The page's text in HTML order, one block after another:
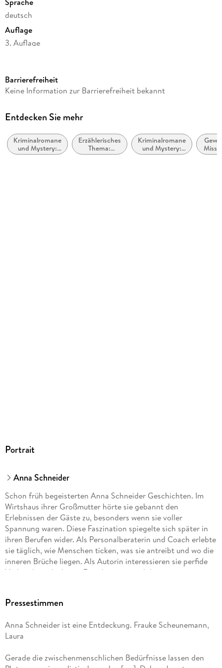
Sprache
deutsch
Auflage
3. Auflage
Reihe
Autor/Autorin
Verlag/Hersteller
FISCHER Taschenbuch
Barrierefreiheit
Keine Information zur Barrierefreiheit bekannt
Entdecken Sie mehr
Kriminalromane
und Mystery:
Polizeiarbeit &
Erzählerisches
Thema:
Identität /
Kriminalromane
und Mystery:
weibliche
in
Portrait
Anna Schneider
Schon früh begeisterten Anna Schneider Geschichten. Im
Wirtshaus ihrer Großmutter hörte sie gebannt den
Erlebnissen der Gäste zu, besonders wenn sie voller
Spannung waren. Diese Faszination spiegelte sich später in
ihren Berufen wider. Als Personalberaterin und Coach erlebte
sie täglich, wie Menschen ticken, was sie antreibt und wo die
inneren Brüche liegen. Als Autorin interessieren sie perfide
Verbrechen, die leisen Zwischentöne und das, was im
kennen wir die Menschen, die uns am nächsten stehen,
ungleiche Ermittlerduo Alexa Jahn und Bernhard Krammer
sind SPIEGEL-Bestseller, »Blut für Blut« ist ihr erster
Familie in der Nähe von München.
Pressestimmen
Anna Schneider ist eine Entdeckung. Frauke Scheunemann,
Laura
Gerade die zwischenmenschlichen Bedürfnisse lassen den